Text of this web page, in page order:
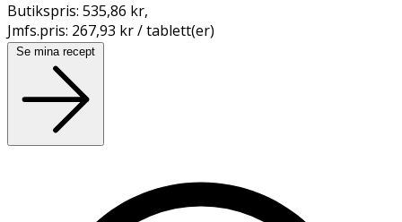
Butikspris: 535,86 kr,
Jmfs.pris: 267,93 kr / tablett(er)
Se mina recept